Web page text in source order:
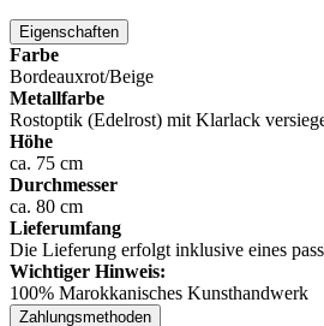
Eigenschaften
Farbe
Bordeauxrot/Beige
Metallfarbe
Rostoptik (Edelrost) mit Klarlack
Höhe
ca. 75 cm
Durchmesser
ca. 80 cm
Lieferumfang
Die Lieferung erfolgt inklusive eines
Wichtiger Hinweis:
100% Marokkanisches Kunsthandwerk
Zahlungsmethoden